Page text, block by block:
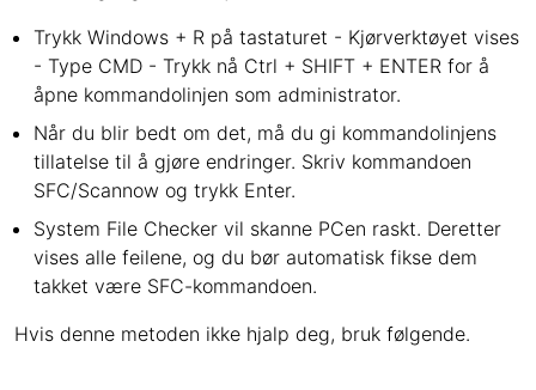
Trykk Windows + R på tastaturet - Kjørverktøyet vises
- Type CMD - Trykk nå Ctrl + SHIFT + ENTER for å
åpne kommandolinjen som administrator.
Når du blir bedt om det, må du gi kommandolinjens
tillatelse til å gjøre endringer. Skriv kommandoen
SFC/Scannow og trykk Enter.
System File Checker vil skanne PCen raskt. Deretter
vises alle feilene, og du bør automatisk fikse dem
takket være SFC-kommandoen.
Hvis denne metoden ikke hjalp deg, bruk følgende.